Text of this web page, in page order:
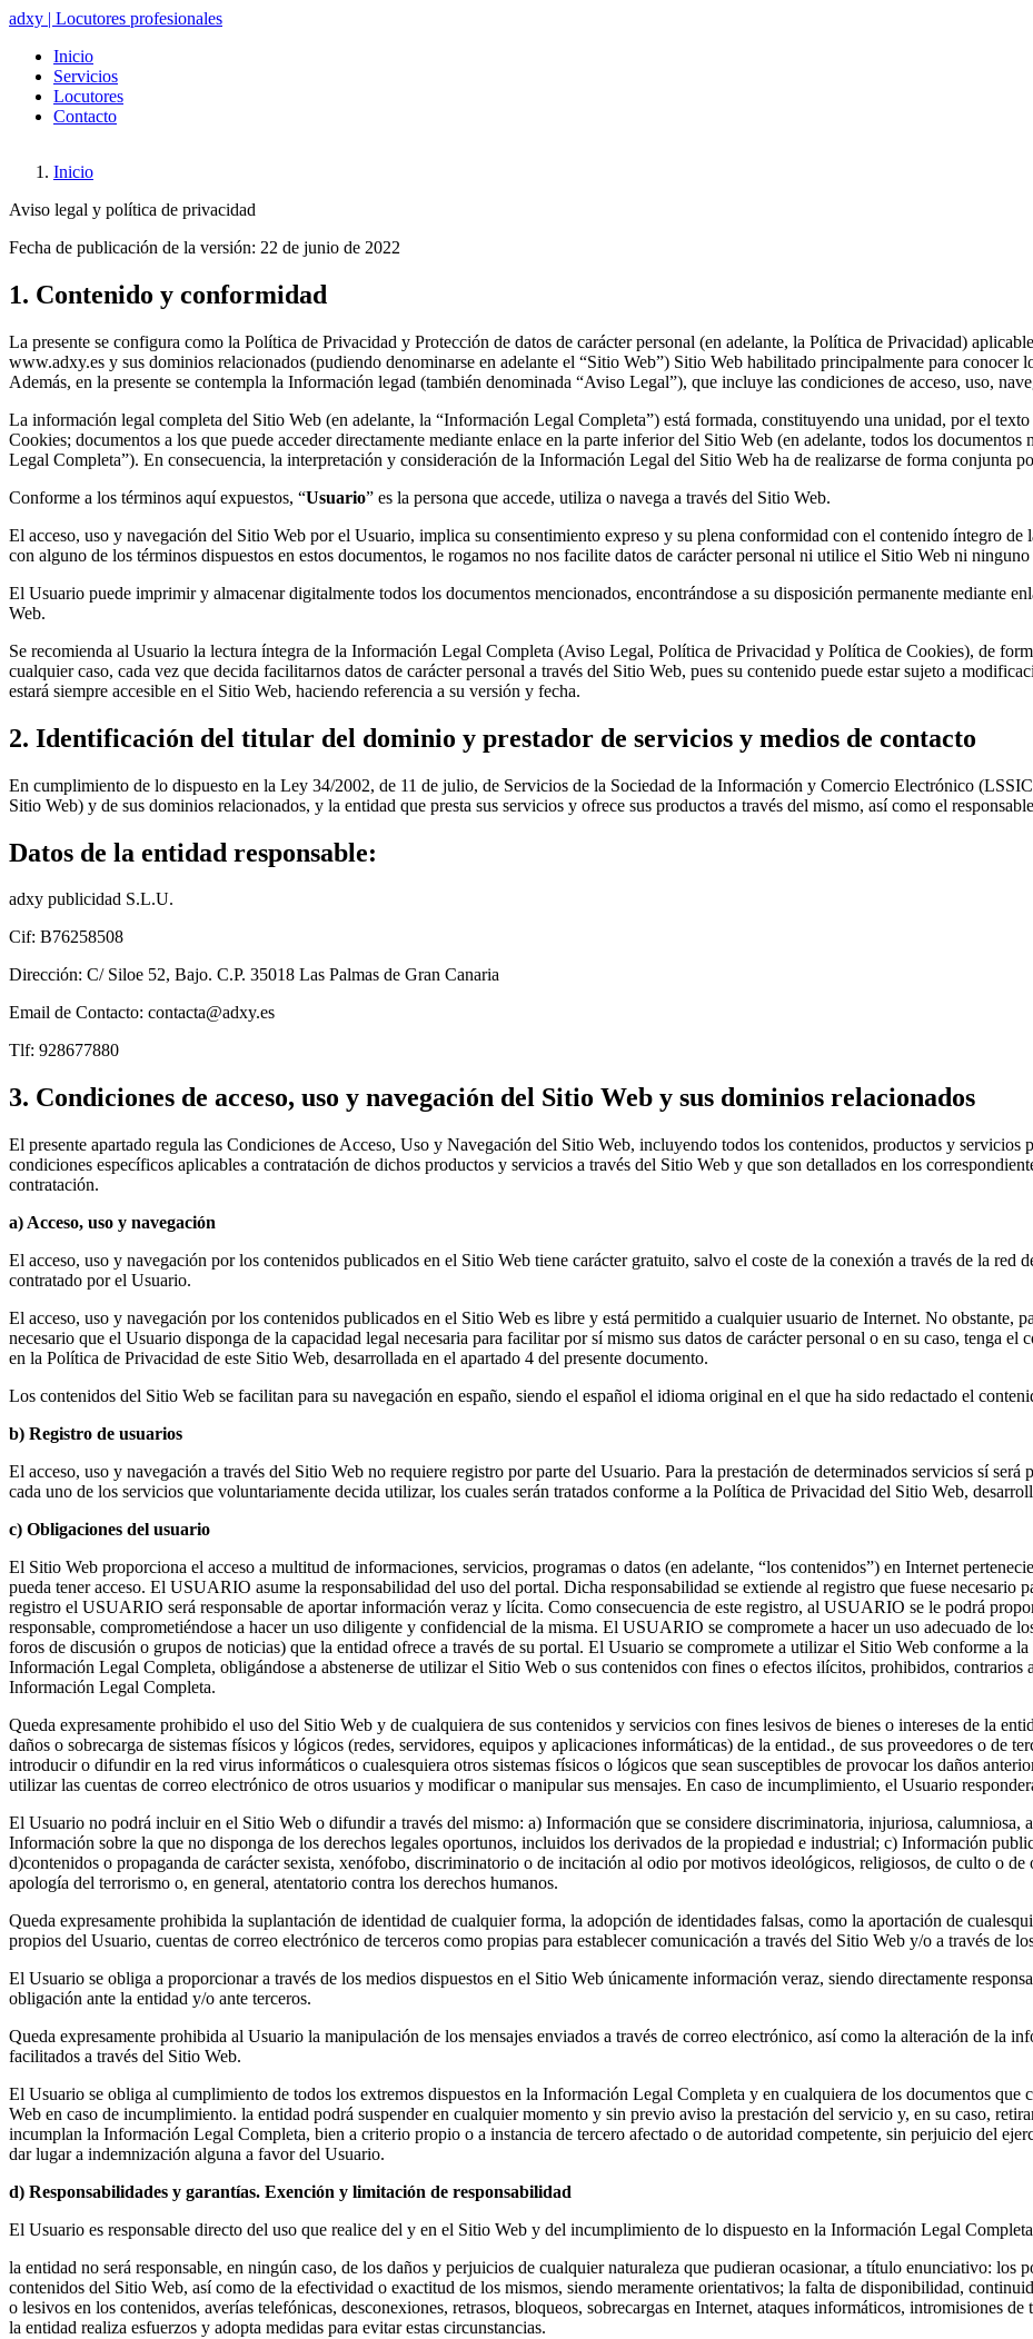
adxy | Locutores profesionales
Inicio
Servicios
Locutores
Contacto
Sobrescribir
enlaces
de
ayuda
la
navegación
Inicio
Aviso legal y política de privacidad
Fecha de publicación de la versión: 22 de junio de 2022
1. Contenido y conformidad
La presente se configura como la Política de Privacidad y Protección de datos de carácter personal (en adelante, la Política de Privacidad)
www.adxy.es y sus dominios relacionados (pudiendo denominarse en adelante el “Sitio Web”) Sitio Web habilitado principalmente para conocer
Además, en la presente se contempla la Información legad (también denominada “Aviso Legal”), que incluye las condiciones de acceso, uso,
La información legal completa del Sitio Web (en adelante, la “Información Legal Completa”) está formada, constituyendo una unidad, por el
Cookies; documentos a los que puede acceder directamente mediante enlace en la parte inferior del Sitio Web (en adelante, todos los
Legal Completa”). En consecuencia, la interpretación y consideración de la Información Legal del Sitio Web ha de realizarse de forma conjunta
Conforme a los términos aquí expuestos, “Usuario” es la persona que accede, utiliza o navega a través del Sitio Web.
El acceso, uso y navegación del Sitio Web por el Usuario, implica su consentimiento expreso y su plena conformidad con el contenido íntegro
con alguno de los términos dispuestos en estos documentos, le rogamos no nos facilite datos de carácter personal ni utilice el Sitio Web ni
El Usuario puede imprimir y almacenar digitalmente todos los documentos mencionados, encontrándose a su disposición permanente mediante
Web.
Se recomienda al Usuario la lectura íntegra de la Información Legal Completa (Aviso Legal, Política de Privacidad y Política de Cookies), de
cualquier caso, cada vez que decida facilitarnos datos de carácter personal a través del Sitio Web, pues su contenido puede estar sujeto a
estará siempre accesible en el Sitio Web, haciendo referencia a su versión y fecha.
2. Identificación del titular del dominio y prestador de servicios y medios de contacto
En cumplimiento de lo dispuesto en la Ley 34/2002, de 11 de julio, de Servicios de la Sociedad de la Información y Comercio Electrónico
Sitio Web) y de sus dominios relacionados, y la entidad que presta sus servicios y ofrece sus productos a través del mismo, así como el
Datos de la entidad responsable:
adxy publicidad S.L.U.
Cif: B76258508
Dirección: C/ Siloe 52, Bajo. C.P. 35018 Las Palmas de Gran Canaria
Email de Contacto: contacta@adxy.es
Tlf: 928677880
3. Condiciones de acceso, uso y navegación del Sitio Web y sus dominios relacionados
El presente apartado regula las Condiciones de Acceso, Uso y Navegación del Sitio Web, incluyendo todos los contenidos, productos y
condiciones específicos aplicables a contratación de dichos productos y servicios a través del Sitio Web y que son detallados en los
contratación.
a) Acceso, uso y navegación
El acceso, uso y navegación por los contenidos publicados en el Sitio Web tiene carácter gratuito, salvo el coste de la conexión a través de la red
contratado por el Usuario.
El acceso, uso y navegación por los contenidos publicados en el Sitio Web es libre y está permitido a cualquier usuario de Internet. No obstante,
necesario que el Usuario disponga de la capacidad legal necesaria para facilitar por sí mismo sus datos de carácter personal o en su caso, tenga el
en la Política de Privacidad de este Sitio Web, desarrollada en el apartado 4 del presente documento.
Los contenidos del Sitio Web se facilitan para su navegación en españo, siendo el español el idioma original en el que ha sido redactado el
b) Registro de usuarios
El acceso, uso y navegación a través del Sitio Web no requiere registro por parte del Usuario. Para la prestación de determinados servicios sí será
cada uno de los servicios que voluntariamente decida utilizar, los cuales serán tratados conforme a la Política de Privacidad del Sitio Web,
c) Obligaciones del usuario
El Sitio Web proporciona el acceso a multitud de informaciones, servicios, programas o datos (en adelante, “los contenidos”) en Internet
pueda tener acceso. El USUARIO asume la responsabilidad del uso del portal. Dicha responsabilidad se extiende al registro que fuese necesario
registro el USUARIO será responsable de aportar información veraz y lícita. Como consecuencia de este registro, al USUARIO se le podrá
responsable, comprometiéndose a hacer un uso diligente y confidencial de la misma. El USUARIO se compromete a hacer un uso adecuado de
foros de discusión o grupos de noticias) que la entidad ofrece a través de su portal. El Usuario se compromete a utilizar el Sitio Web conforme a
Información Legal Completa, obligándose a abstenerse de utilizar el Sitio Web o sus contenidos con fines o efectos ilícitos, prohibidos,
Información Legal Completa.
Queda expresamente prohibido el uso del Sitio Web y de cualquiera de sus contenidos y servicios con fines lesivos de bienes o intereses de la
daños o sobrecarga de sistemas físicos y lógicos (redes, servidores, equipos y aplicaciones informáticas) de la entidad., de sus proveedores o de
introducir o difundir en la red virus informáticos o cualesquiera otros sistemas físicos o lógicos que sean susceptibles de provocar los daños
utilizar las cuentas de correo electrónico de otros usuarios y modificar o manipular sus mensajes. En caso de incumplimiento, el Usuario
El Usuario no podrá incluir en el Sitio Web o difundir a través del mismo: a) Información que se considere discriminatoria, injuriosa, calumniosa,
Información sobre la que no disponga de los derechos legales oportunos, incluidos los derivados de la propiedad e industrial; c) Información
d)contenidos o propaganda de carácter sexista, xenófobo, discriminatorio o de incitación al odio por motivos ideológicos, religiosos, de culto o
apología del terrorismo o, en general, atentatorio contra los derechos humanos.
Queda expresamente prohibida la suplantación de identidad de cualquier forma, la adopción de identidades falsas, como la aportación de
propios del Usuario, cuentas de correo electrónico de terceros como propias para establecer comunicación a través del Sitio Web y/o a través de
El Usuario se obliga a proporcionar a través de los medios dispuestos en el Sitio Web únicamente información veraz, siendo directamente
obligación ante la entidad y/o ante terceros.
Queda expresamente prohibida al Usuario la manipulación de los mensajes enviados a través de correo electrónico, así como la alteración de la
facilitados a través del Sitio Web.
El Usuario se obliga al cumplimiento de todos los extremos dispuestos en la Información Legal Completa y en cualquiera de los documentos
Web en caso de incumplimiento. la entidad podrá suspender en cualquier momento y sin previo aviso la prestación del servicio y, en su caso,
incumplan la Información Legal Completa, bien a criterio propio o a instancia de tercero afectado o de autoridad competente, sin perjuicio del
dar lugar a indemnización alguna a favor del Usuario.
d) Responsabilidades y garantías. Exención y limitación de responsabilidad
El Usuario es responsable directo del uso que realice del y en el Sitio Web y del incumplimiento de lo dispuesto en la Información Legal
la entidad no será responsable, en ningún caso, de los daños y perjuicios de cualquier naturaleza que pudieran ocasionar, a título enunciativo: los
contenidos del Sitio Web, así como de la efectividad o exactitud de los mismos, siendo meramente orientativos; la falta de disponibilidad,
o lesivos en los contenidos, averías telefónicas, desconexiones, retrasos, bloqueos, sobrecargas en Internet, ataques informáticos, intromisiones
la entidad realiza esfuerzos y adopta medidas para evitar estas circunstancias.